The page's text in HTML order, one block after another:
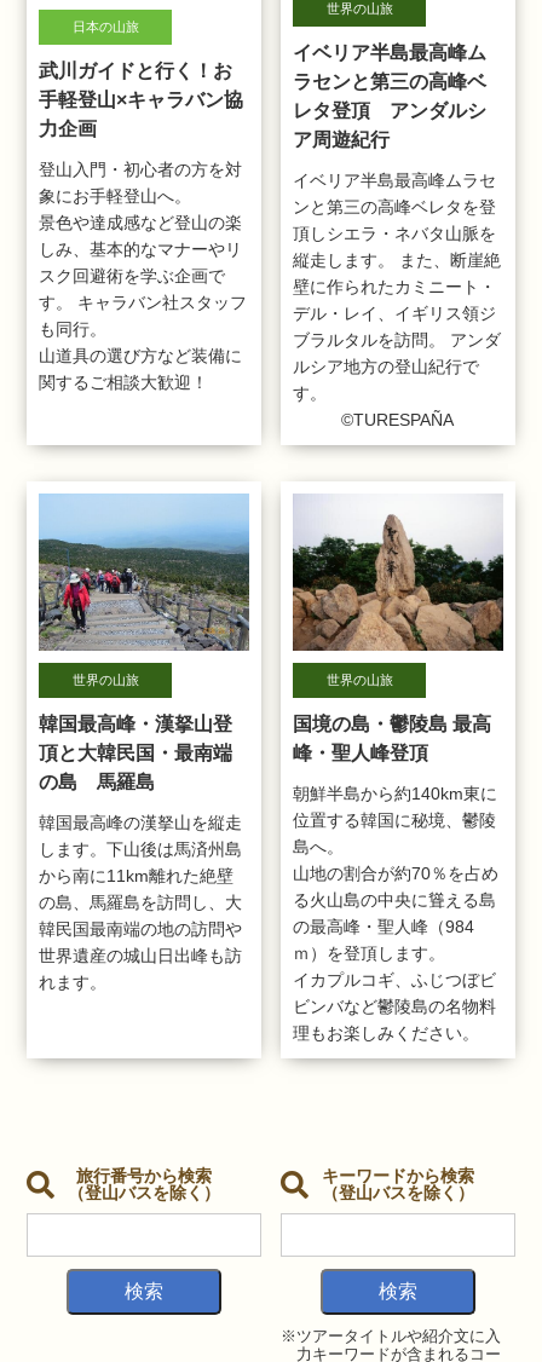
日本の山旅
武川ガイドと行く！お
手軽登山×キャラバン協
力企画
登山入門・初心者の方を対
象にお手軽登山へ。
景色や達成感など登山の楽
しみ、基本的なマナーやリ
スク回避術を学ぶ企画で
す。 キャラバン社スタッフ
も同行。
山道具の選び方など装備に
関するご相談大歓迎！
世界の山旅
イベリア半島最高峰ム
ラセンと第三の高峰ベ
レタ登頂 アンダルシ
ア周遊紀行
イベリア半島最高峰ムラセ
ンと第三の高峰ベレタを登
頂しシエラ・ネバタ山脈を
縦走します。 また、断崖絶
壁に作られたカミニート・
デル・レイ、イギリス領ジ
ブラルタルを訪問。 アンダ
ルシア地方の登山紀行で
す。
©TURESPAÑA
世界の山旅
韓国最高峰・漢拏山登
頂と大韓民国・最南端
の島 馬羅島
韓国最高峰の漢拏山を縦走
します。下山後は馬済州島
から南に11km離れた絶壁
の島、馬羅島を訪問し、大
韓民国最南端の地の訪問や
世界遺産の城山日出峰も訪
れます。
世界の山旅
国境の島・鬱陵島 最高
峰・聖人峰登頂
朝鮮半島から約140km東に
位置する韓国に秘境、鬱陵
島へ。
山地の割合が約70％を占め
る火山島の中央に聳える島
の最高峰・聖人峰（984
ｍ）を登頂します。
イカプルコギ、ふじつぼビ
ビンバなど鬱陵島の名物料
理もお楽しみください。
旅行番号から検索
（登山バスを除く）
キーワードから検索
（登山バスを除く）
※ツアータイトルや紹介文に入
力キーワードが含まれるコー